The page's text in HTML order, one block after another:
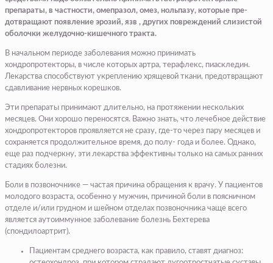
препараты, в част­ности, омепразол, омез, нольпазу, которые пре­
дотвращают появление эрозий, язв , других по­вреждений слизистой
обо­лочки желудочно-кишечно­го тракта.
В начальном периоде заболевания можно при­нимать
хондропротекторы, в числе которых артра, терафлекс, пиаскледин.
Лекарства способствуют укреплению хрящевой тка­ни, предотвращают
сдав­ливание нервных корешков.
Эти препараты принима­ют длительно, на протяже­нии нескольких
месяцев. Они хорошо переносятся. Важно знать, что лечебное действие
хондропротекторов проявляется не сразу, где-то через пару месяцев и
сохраняется продолжи­тельное время, до полу- года и более. Однако,
еще раз подчеркну, эти лекар­ства эффективны только на самых ранних
стадиях болезни.
Боли в позвоночнике — частая причина обращения к врачу. У пациентов
моло­дого возраста, особенно у мужчин, причиной боли в поясничном
отделе и/или грудном и шейном отделах позвоночника чаще всего
является аутоиммунное за­болевание болезнь Бехте­рева
(спондилоартрит).
Пациентам среднего воз­раста, как правило, ставят диагноз: